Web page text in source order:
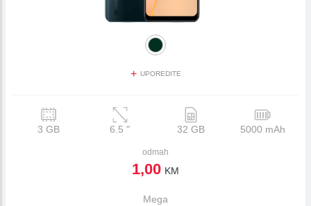
+ UPOREDITE
3 GB 6.5 " 32 GB 5000 mAh
odmah
1,00 KM
Mega